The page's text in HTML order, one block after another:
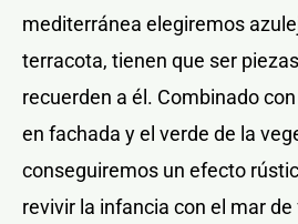
mediterránea elegiremos
terracota, tienen que ser
recuerden a él. Combinado
en fachada y el verde de la
conseguiremos un efecto
revivir la infancia con el mar de